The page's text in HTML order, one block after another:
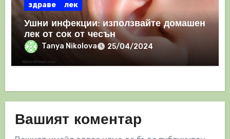
здраве лек
Ушни инфекции: използвайте домашен
лек от сок от чесън
Tanya Nikolova 25/04/2024
Вашият коментар